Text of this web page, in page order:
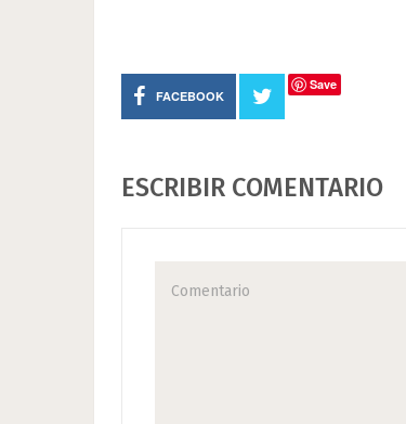
FACEBOOK
Save
ESCRIBIR COMENTARIO